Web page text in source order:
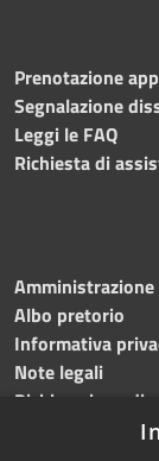
Prenotazione
Segnalazione
Leggi le FAQ
Richiesta di
Albo pretorio
Informativa
Note legali
Dichiarazione di